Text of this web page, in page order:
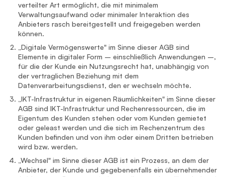
verteilter Art ermöglicht, die mit minimalem
Verwaltungsaufwand oder minimaler Interaktion des
Anbieters rasch bereitgestellt und freigegeben werden
können.
„Digitale Vermögenswerte" im Sinne dieser AGB sind
Elemente in digitaler Form – einschließlich Anwendungen –,
für die der Kunde ein Nutzungsrecht hat, unabhängig von
der vertraglichen Beziehung mit dem
Datenverarbeitungsdienst, den er wechseln möchte.
„IKT-Infrastruktur in eigenen Räumlichkeiten" im Sinne dieser
AGB sind IKT-Infrastruktur und Rechenressourcen, die im
Eigentum des Kunden stehen oder vom Kunden gemietet
oder geleast werden und die sich im Rechenzentrum des
Kunden befinden und von ihm oder einem Dritten betrieben
wird bzw. werden.
„Wechsel" im Sinne dieser AGB ist ein Prozess, an dem der
Anbieter, der Kunde und gegebenenfalls ein übernehmender